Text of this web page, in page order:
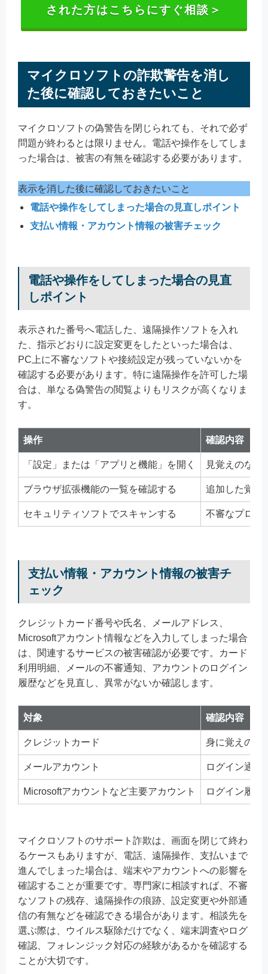
された方はこちらにすぐ相談＞
マイクロソフトの詐欺警告を消し
た後に確認しておきたいこと
マイクロソフトの偽警告を閉じられても、それで必ず
問題が終わるとは限りません。電話や操作をしてしま
った場合は、被害の有無を確認する必要があります。
表示を消した後に確認しておきたいこと
電話や操作をしてしまった場合の見直しポイント
支払い情報・アカウント情報の被害チェック
電話や操作をしてしまった場合の見直
しポイント
表示された番号へ電話した、遠隔操作ソフトを入れ
た、指示どおりに設定変更をしたといった場合は、
PC上に不審なソフトや接続設定が残っていないかを
確認する必要があります。特に遠隔操作を許可した場
合は、単なる偽警告の閲覧よりもリスクが高くなりま
す。
操作 確認内容
「設定」または「アプリと機能」を開く 見覚えのない
ブラウザ拡張機能の一覧を確認する 追加した覚え
セキュリティソフトでスキャンする 不審なプログ
支払い情報・アカウント情報の被害チ
ェック
クレジットカード番号や氏名、メールアドレス、
Microsoftアカウント情報などを入力してしまった場合
は、関連するサービスの被害確認が必要です。カード
利用明細、メールの不審通知、アカウントのログイン
履歴などを見直し、異常がないか確認します。
対象 確認内容
クレジットカード 身に覚えのな
メールアカウント ログイン通知
Microsoftアカウントなど主要アカウント ログイン履歴
マイクロソフトのサポート詐欺は、画面を閉じて終わ
るケースもありますが、電話、遠隔操作、支払いまで
進んでしまった場合は、端末やアカウントへの影響を
確認することが重要です。専門家に相談すれば、不審
なソフトの残存、遠隔操作の痕跡、設定変更や外部通
信の有無などを確認できる場合があります。相談先を
選ぶ際は、ウイルス駆除だけでなく、端末調査やログ
確認、フォレンジック対応の経験があるかを確認する
ことが大切です。